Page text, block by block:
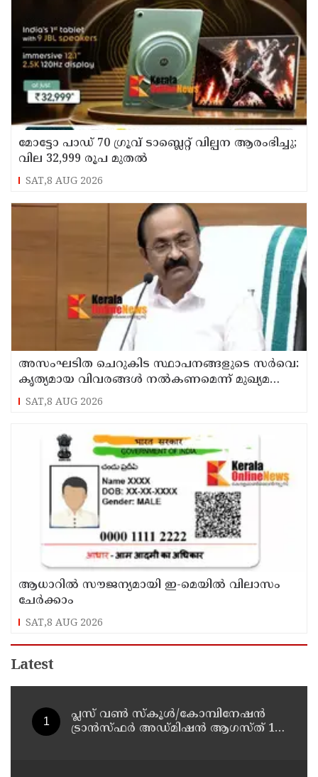
മോട്ടോ പാഡ് 70 ഗ്രൂവ് ടാബ്ലെറ്റ് വില്പന ആരംഭിച്ചു;
വില 32,999 രൂപ മുതൽ
SAT,8 AUG 2026
അസംഘടിത ചെറുകിട സ്ഥാപനങ്ങളുടെ സർവെ:
കൃത്യമായ വിവരങ്ങൾ നൽകണമെന്ന് മുഖ്യമന്ത്രി
വി ഡി സതീശൻ
SAT,8 AUG 2026
ആധാറിൽ സൗജന്യമായി ഇ-മെയിൽ വിലാസം
ചേർക്കാം
SAT,8 AUG 2026
Latest
പ്ലസ് വൺ സ്‌കൂൾ/കോമ്പിനേഷൻ
ട്രാൻസ്ഫർ അഡ്മിഷൻ ആഗസ്ത് 10,